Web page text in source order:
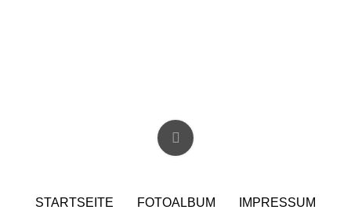
STARTSEITE FOTOALBUM IMPRESSUM